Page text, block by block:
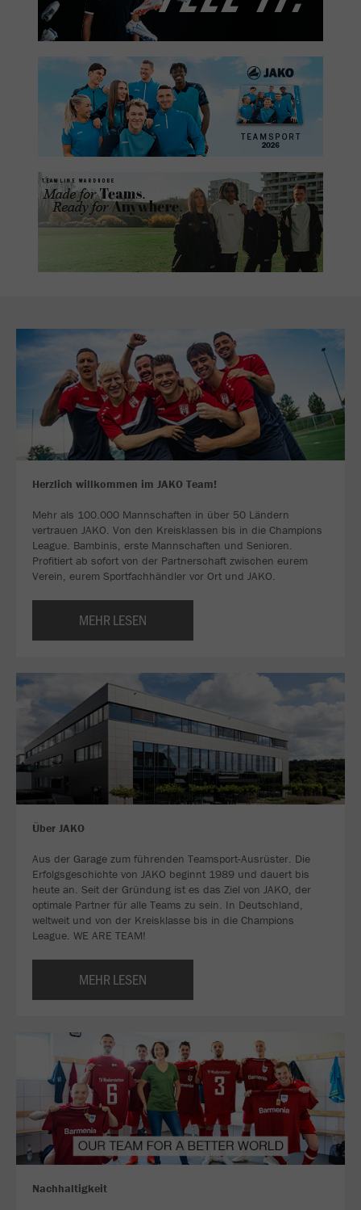
Herzlich willkommen im JAKO Team!
Mehr als 100.000 Mannschaften in über 50 Ländern
vertrauen JAKO. Von den Kreisklassen bis in die Champions
League. Bambinis, erste Mannschaften und Senioren.
Profitiert ab sofort von der Partnerschaft zwischen eurem
Verein, eurem Sportfachhändler vor Ort und JAKO.
MEHR LESEN
Über JAKO
Aus der Garage zum führenden Teamsport-Ausrüster. Die
Erfolgsgeschichte von JAKO beginnt 1989 und dauert bis
heute an. Seit der Gründung ist es das Ziel von JAKO, der
optimale Partner für alle Teams zu sein. In Deutschland,
weltweit und von der Kreisklasse bis in die Champions
League. WE ARE TEAM!
MEHR LESEN
Nachhaltigkeit